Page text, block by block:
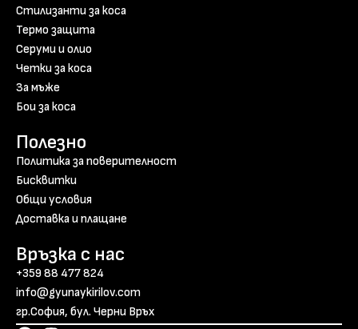
Стилизанти за коса
Термо защита
Серуми и олио
Четки за коса
За мъже
Бои за коса
Полезно
Политика за поверителност
Бисквитки
Общи условия
Доставка и плащане
Връзка с нас
+359 88 477 824
info@gyunaykirilov.com
гр.София, бул. Черни Връх